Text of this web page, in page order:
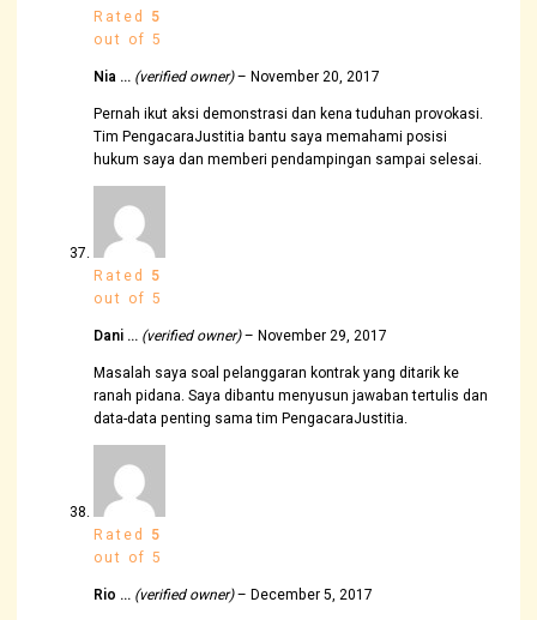
Rated 5
out of 5
Nia … (verified owner)– November 20, 2017
Pernah ikut aksi demonstrasi dan kena tuduhan provokasi.
Tim PengacaraJustitia bantu saya memahami posisi
hukum saya dan memberi pendampingan sampai selesai.
Rated 5
out of 5
Dani … (verified owner)– November 29, 2017
Masalah saya soal pelanggaran kontrak yang ditarik ke
ranah pidana. Saya dibantu menyusun jawaban tertulis dan
data-data penting sama tim PengacaraJustitia.
Rated 5
out of 5
Rio … (verified owner)– December 5, 2017